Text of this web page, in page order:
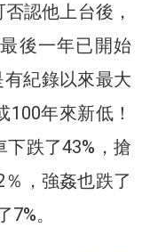
認他上台後，
後一年已開始
紀錄以來最大
年來新低！
跌了43%，搶
，強姦也跌了
。